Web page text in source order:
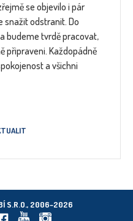
se objevilo i pár
snažit odstranit. Do
budeme tvrdě pracovat,
připraveni. Každopádně
a všichni
S.R.O., 2006–2026